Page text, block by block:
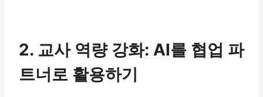
2. 교사 역량 강화: AI를 협업 파
트너로 활용하기